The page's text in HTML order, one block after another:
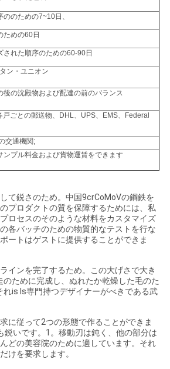
ののための7~10日、
ための60日
された順序のための60-90日
ン・ユニオン
後の沈殿物および配達の前のバランス
戸ごとの郵送物、DHL、UPS、EMS、Federal
交通機関;
ンプル料金および貨物運賃をできます
て鋭さのため。中国9crCoMoVの鋼鉄を
プロダクトの質を保障するためには、私
ロセスのそのような材料をカスタマイズ
各バッチのための物質的なテストを行な
ートはゲストに提供することができま
インを完了するため。この大げさで大き
ために完成し、ぬれたか乾燥した毛のた
is Is専門持つデザイナーがべきである武
に従って2つの形態で作ることができま
鋭いです。1。移動刃は鈍く、他の部分は
どの美容院のために適しています。それ
けを要求します。